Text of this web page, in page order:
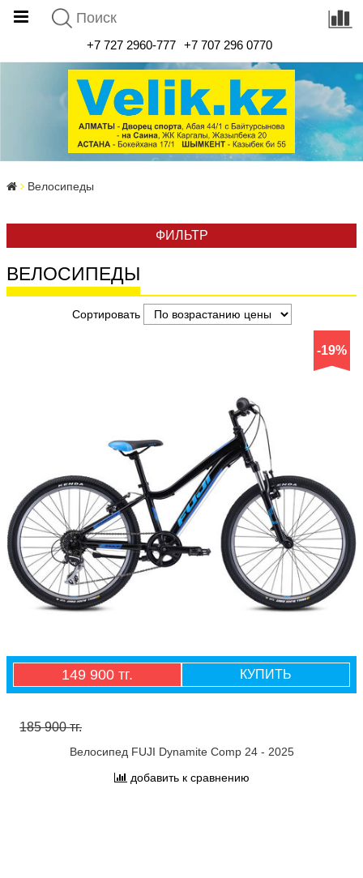
+7 727 2960-777 +7 707 296 0770
Велосипеды
ФИЛЬТР
ВЕЛОСИПЕДЫ
Сортировать
-19%
149 900 тг. КУПИТЬ
185 900 тг.
Велосипед FUJI Dynamite Comp 24 - 2025
добавить к сравнению